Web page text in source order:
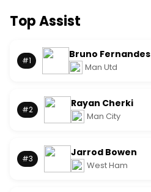
Top Assist
#1
Bruno Fernandes
Man Utd
#2
Rayan Cherki
Man City
#3
Jarrod Bowen
West Ham